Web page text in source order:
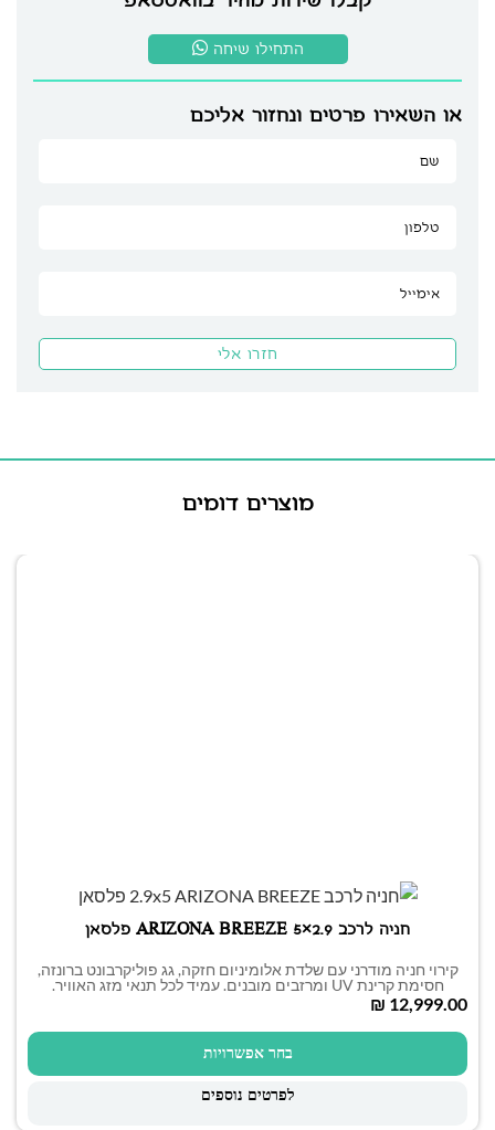
התחילו שיחה
או השאירו פרטים ונחזור אליכם
מוצרים דומים
חניה לרכב 2.9×5 ARIZONA BREEZE פלסאן
קירוי חניה מודרני עם שלדת אלומיניום חזקה, גג פוליקרבונט ברונזה,
חסימת קרינת UV ומרזבים מובנים. עמיד לכל תנאי מזג האוויר.
₪
בחר אפשרויות
לפרטים נוספים